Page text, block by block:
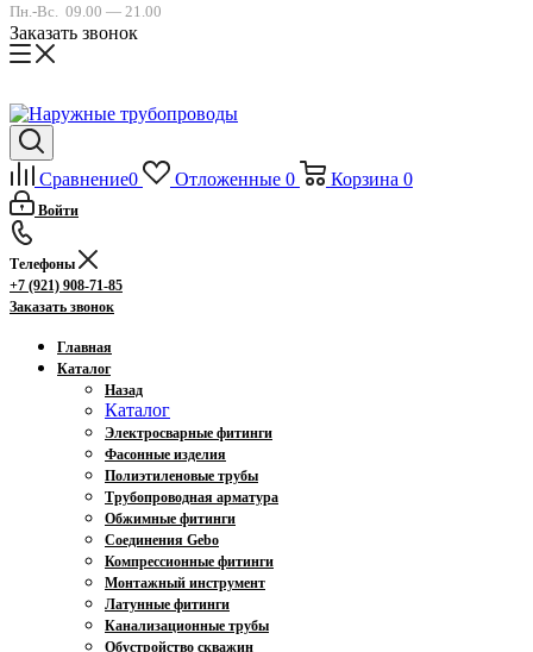
Пн.-Вс. 09.00 — 21.00
Заказать звонок
Сравнение0 Отложенные 0 Корзина 0
Войти
Телефоны
+7 (921) 908-71-85
Заказать звонок
Главная
Каталог
Назад
Каталог
Электросварные фитинги
Фасонные изделия
Полиэтиленовые трубы
Трубопроводная арматура
Обжимные фитинги
Соединения Gebo
Компрессионные фитинги
Монтажный инструмент
Латунные фитинги
Канализационные трубы
Обустройство скважин